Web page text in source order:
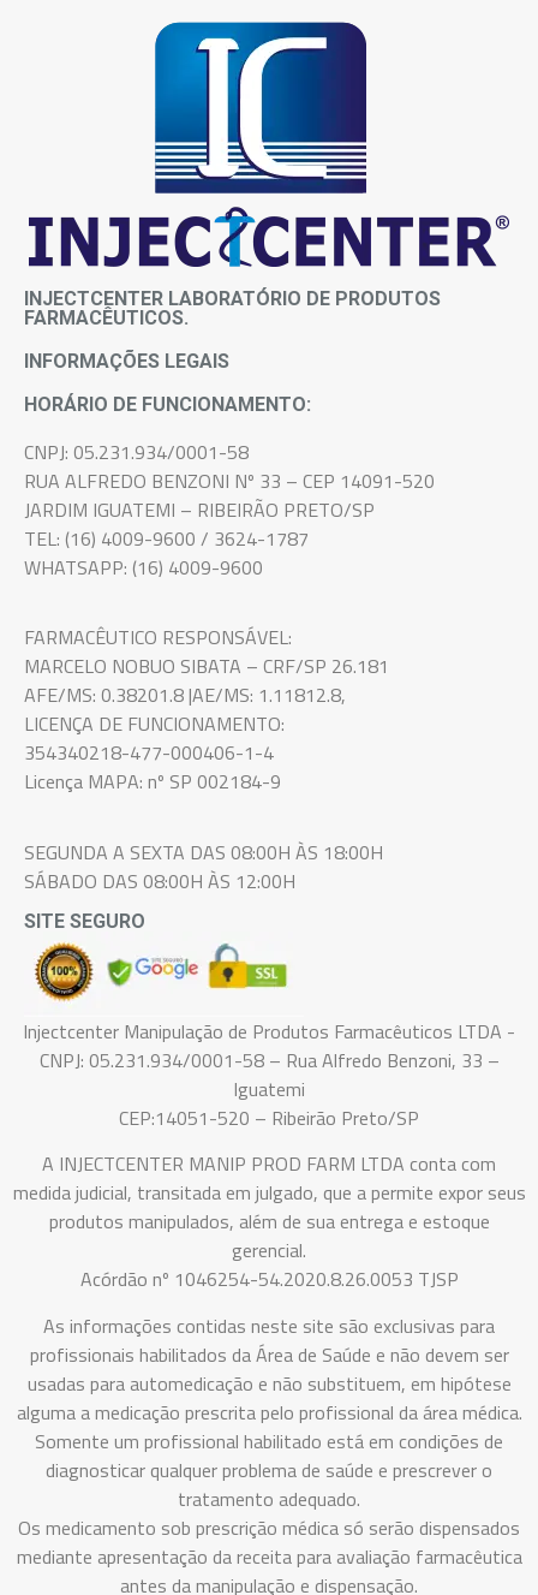
INJECTCENTER LABORATÓRIO DE PRODUTOS
FARMACÊUTICOS.
INFORMAÇÕES LEGAIS
HORÁRIO DE FUNCIONAMENTO:
CNPJ: 05.231.934/0001-58
RUA ALFREDO BENZONI Nº 33 – CEP 14091-520
JARDIM IGUATEMI – RIBEIRÃO PRETO/SP
TEL: (16) 4009-9600 / 3624-1787
WHATSAPP: (16) 4009-9600
FARMACÊUTICO RESPONSÁVEL:
MARCELO NOBUO SIBATA – CRF/SP 26.181
AFE/MS: 0.38201.8 |AE/MS: 1.11812.8,
LICENÇA DE FUNCIONAMENTO:
354340218-477-000406-1-4
Licença MAPA: nº SP 002184-9
SEGUNDA A SEXTA DAS 08:00H ÀS 18:00H
SÁBADO DAS 08:00H ÀS 12:00H
SITE SEGURO
Injectcenter Manipulação de Produtos Farmacêuticos LTDA -
CNPJ: 05.231.934/0001-58 – Rua Alfredo Benzoni, 33 –
Iguatemi
CEP:14051-520 – Ribeirão Preto/SP
A INJECTCENTER MANIP PROD FARM LTDA conta com
medida judicial, transitada em julgado, que a permite expor seus
produtos manipulados, além de sua entrega e estoque
gerencial.
Acórdão nº 1046254-54.2020.8.26.0053 TJSP
As informações contidas neste site são exclusivas para
profissionais habilitados da Área de Saúde e não devem ser
usadas para automedicação e não substituem, em hipótese
alguma a medicação prescrita pelo profissional da área médica.
Somente um profissional habilitado está em condições de
diagnosticar qualquer problema de saúde e prescrever o
tratamento adequado.
Os medicamento sob prescrição médica só serão dispensados
mediante apresentação da receita para avaliação farmacêutica
antes da manipulação e dispensação.